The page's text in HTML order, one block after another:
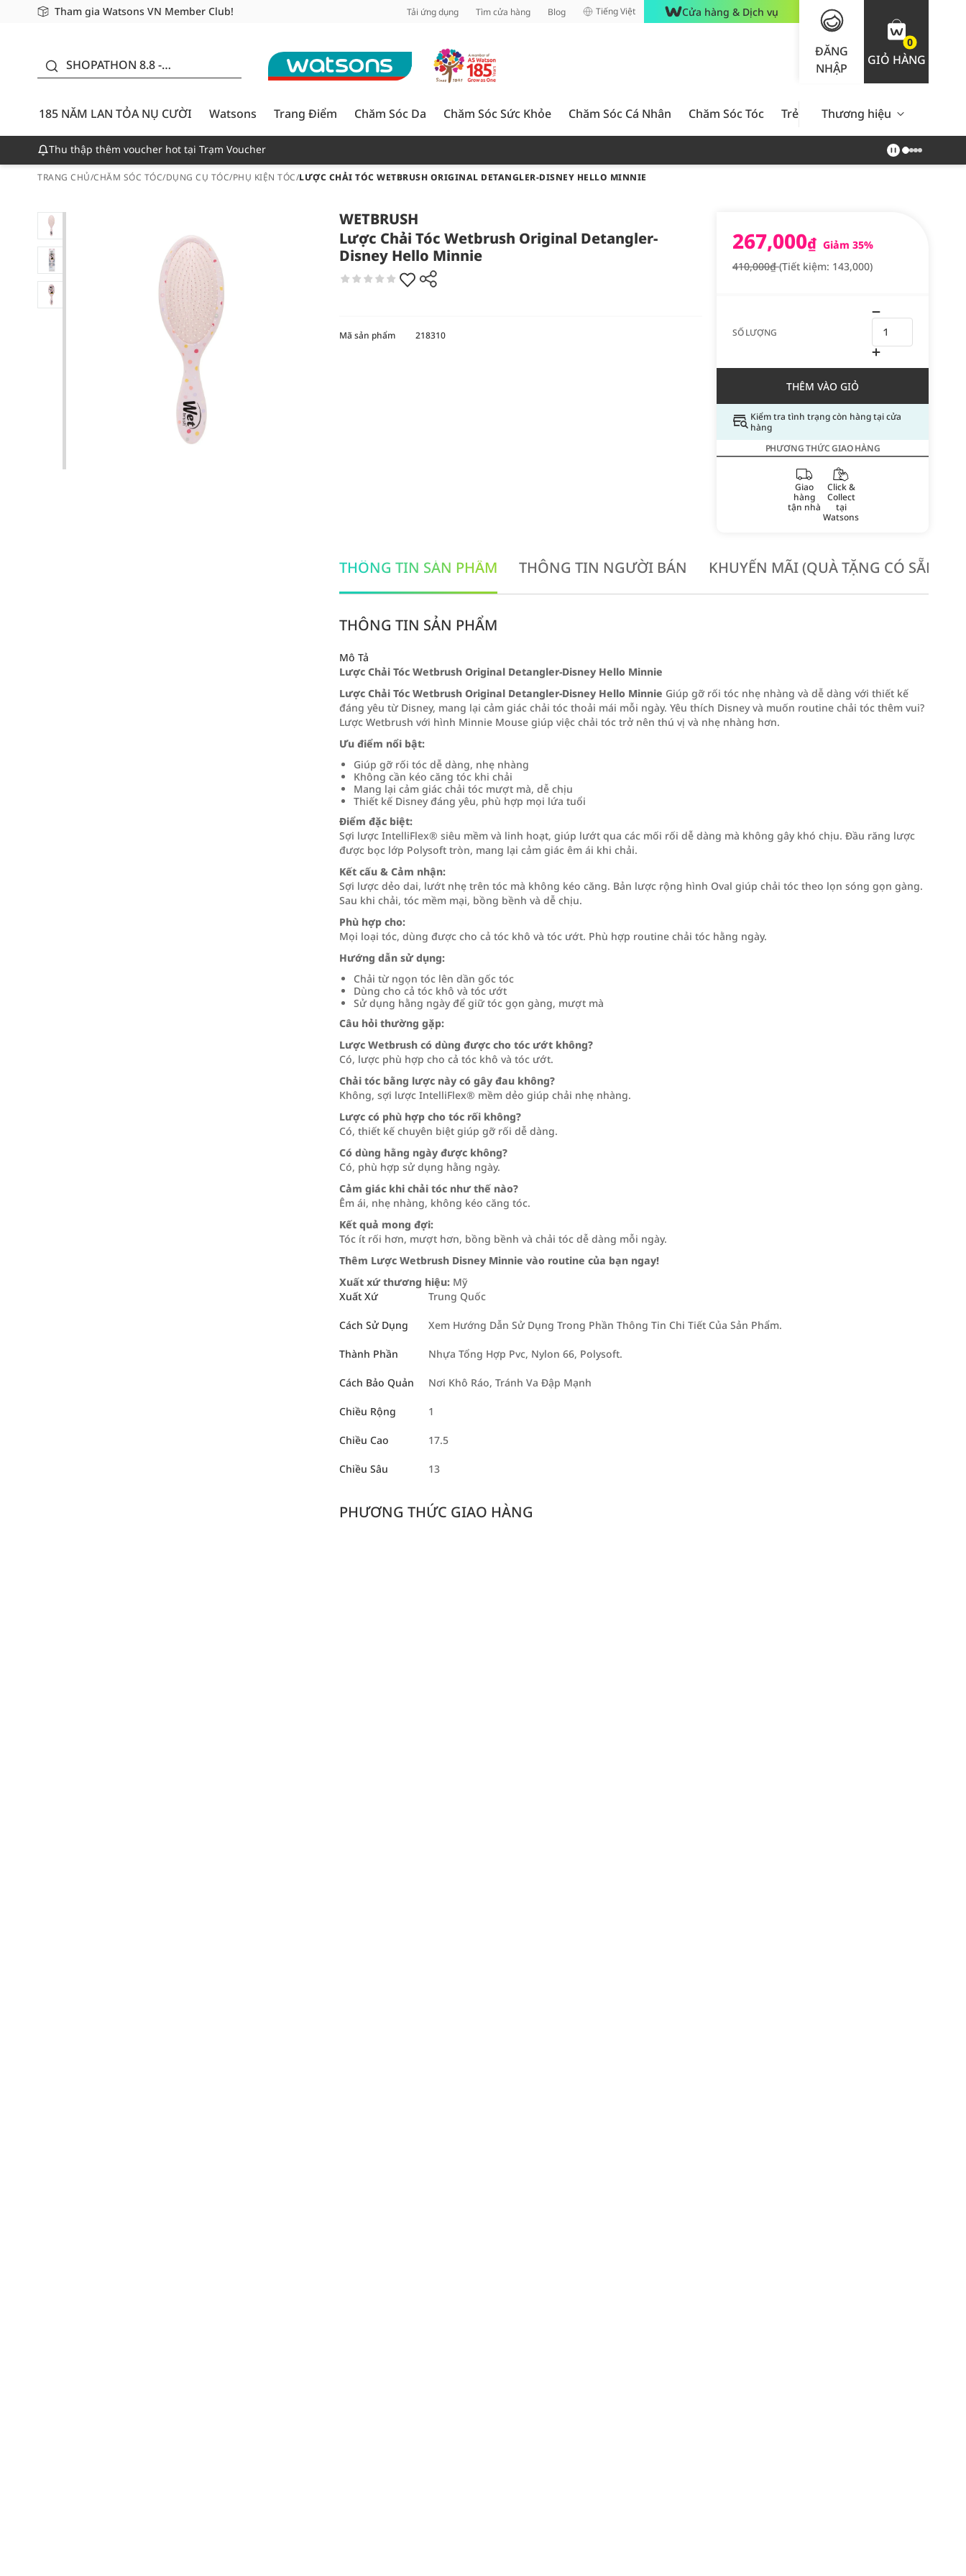
Tham gia Watsons VN Member Club!
Miễn phí giao hàng cho đơn hàng từ 249,000Đ
Giao hàng nhanh 24h - Áp dụng khu vực TP. Hồ Chí Minh Tải ứng dụng Tìm cửa hàng Blog Tiếng Việt Cửa hàng & Dịch vụ
ĐĂNG
NHẬP
0
GIỎ HÀNG
SHOPATHON 8.8 -
CƯỜI - GIẢM ĐẾN
50%
185 NĂM LAN TỎA NỤ CƯỜI
Watsons Trang Điểm Chăm Sóc Da Chăm Sóc Sức Khỏe Chăm Sóc Cá Nhân Chăm Sóc Tóc Trẻ Em Nam Giới Chăm Sóc
Thương hiệu
Thu thập thêm voucher hot tại Trạm Voucher
TRANG CHỦ/CHĂM SÓC TÓC/DỤNG CỤ TÓC/PHỤ KIỆN TÓC/LƯỢC CHẢI TÓC WETBRUSH ORIGINAL DETANGLER-DISNEY HELLO MINNIE
WETBRUSH
Lược Chải Tóc Wetbrush Original Detangler-
Disney Hello Minnie
267,000₫ Giảm 35%
410,000₫(Tiết kiệm: 143,000)
SỐ LƯỢNG
THÊM VÀO GIỎ
Kiểm tra tình trạng còn hàng tại cửa
hàng
PHƯƠNG THỨC GIAO HÀNG
Giao
hàng
tận nhà
Click &
Collect
tại
Watsons
Mã sản phẩm 218310
THÔNG TIN SẢN PHẨM THÔNG TIN NGƯỜI BÁN KHUYẾN MÃI (QUÀ TẶNG CÓ SẴN
THÔNG TIN SẢN PHẨM
Mô Tả
Lược Chải Tóc Wetbrush Original Detangler-Disney Hello Minnie
Lược Chải Tóc Wetbrush Original Detangler-Disney Hello Minnie Giúp gỡ rối tóc nhẹ nhàng và dễ dàng với thiết kế
đáng yêu từ Disney, mang lại cảm giác chải tóc thoải mái mỗi ngày. Yêu thích Disney và muốn routine chải tóc thêm vui?
Lược Wetbrush với hình Minnie Mouse giúp việc chải tóc trở nên thú vị và nhẹ nhàng hơn.
Ưu điểm nổi bật:
Giúp gỡ rối tóc dễ dàng, nhẹ nhàng
Không cần kéo căng tóc khi chải
Mang lại cảm giác chải tóc mượt mà, dễ chịu
Thiết kế Disney đáng yêu, phù hợp mọi lứa tuổi
Điểm đặc biệt:
Sợi lược IntelliFlex® siêu mềm và linh hoạt, giúp lướt qua các mối rối dễ dàng mà không gây khó chịu. Đầu răng lược
được bọc lớp Polysoft tròn, mang lại cảm giác êm ái khi chải.
Kết cấu & Cảm nhận:
Sợi lược dẻo dai, lướt nhẹ trên tóc mà không kéo căng. Bản lược rộng hình Oval giúp chải tóc theo lọn sóng gọn gàng.
Sau khi chải, tóc mềm mại, bồng bềnh và dễ chịu.
Phù hợp cho:
Mọi loại tóc, dùng được cho cả tóc khô và tóc ướt. Phù hợp routine chải tóc hằng ngày.
Hướng dẫn sử dụng:
Chải từ ngọn tóc lên dần gốc tóc
Dùng cho cả tóc khô và tóc ướt
Sử dụng hằng ngày để giữ tóc gọn gàng, mượt mà
Câu hỏi thường gặp:
Lược Wetbrush có dùng được cho tóc ướt không?
Có, lược phù hợp cho cả tóc khô và tóc ướt.
Chải tóc bằng lược này có gây đau không?
Không, sợi lược IntelliFlex® mềm dẻo giúp chải nhẹ nhàng.
Lược có phù hợp cho tóc rối không?
Có, thiết kế chuyên biệt giúp gỡ rối dễ dàng.
Có dùng hằng ngày được không?
Có, phù hợp sử dụng hằng ngày.
Cảm giác khi chải tóc như thế nào?
Êm ái, nhẹ nhàng, không kéo căng tóc.
Kết quả mong đợi:
Tóc ít rối hơn, mượt hơn, bồng bềnh và chải tóc dễ dàng mỗi ngày.
Thêm Lược Wetbrush Disney Minnie vào routine của bạn ngay!
Xuất xứ thương hiệu: Mỹ
Xuất Xứ
Trung Quốc
Cách Sử Dụng Xem Hướng Dẫn Sử Dụng Trong Phần Thông Tin Chi Tiết Của Sản Phẩm.
Thành Phần Nhựa Tổng Hợp Pvc, Nylon 66, Polysoft.
Cách Bảo Quản Nơi Khô Ráo, Tránh Va Đập Mạnh
Chiều Rộng 1
Chiều Cao 17.5
Chiều Sâu 13
PHƯƠNG THỨC GIAO HÀNG